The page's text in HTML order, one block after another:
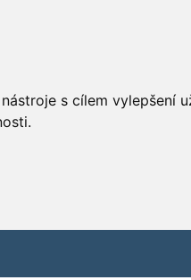
s cílem vylepšení